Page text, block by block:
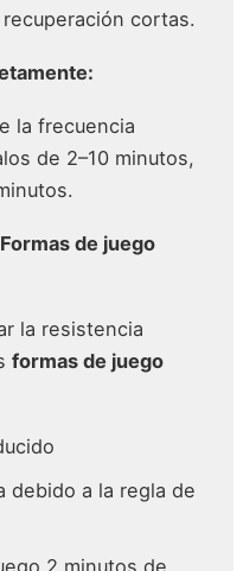
cortas.
la frecuencia
de 2–10 minutos,
de juego
la resistencia
formas de juego
debido a la regla de
2 minutos de